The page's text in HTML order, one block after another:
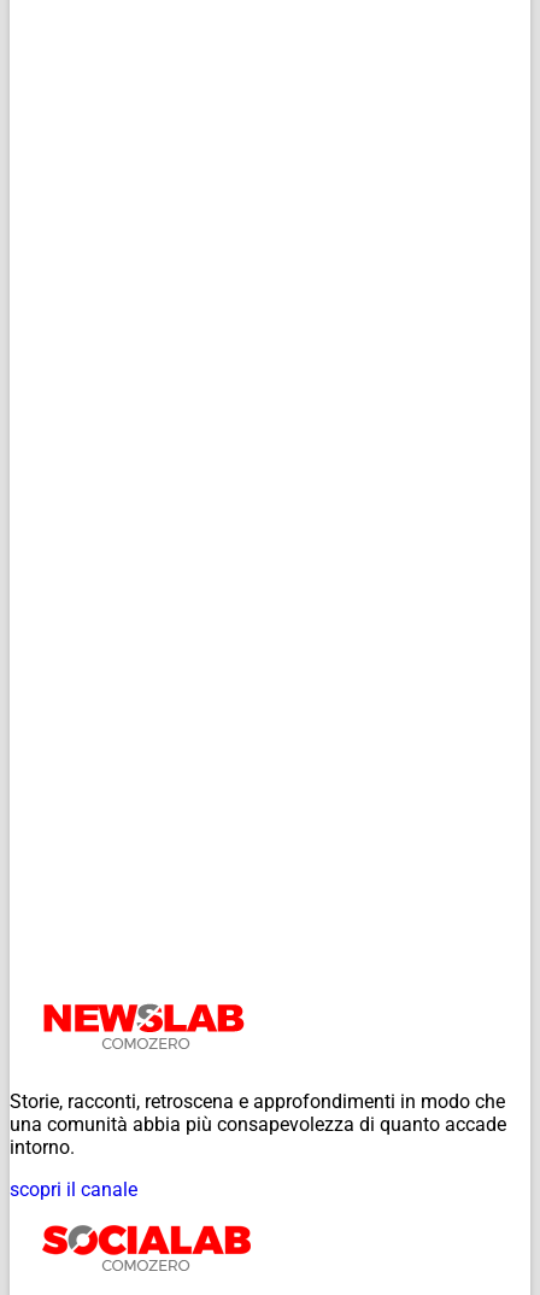
Storie, racconti, retroscena e approfondimenti in modo che
una comunità abbia più consapevolezza di quanto accade
intorno.
scopri il canale